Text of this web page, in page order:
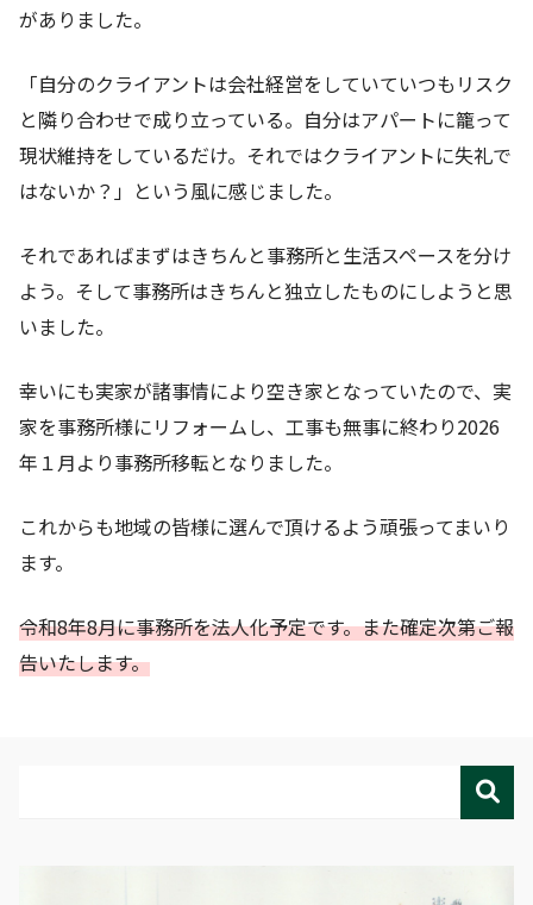
がありました。
「自分のクライアントは会社経営をしていていつもリスク
と隣り合わせで成り立っている。自分はアパートに籠って
現状維持をしているだけ。それではクライアントに失礼で
はないか？」という風に感じました。
それであればまずはきちんと事務所と生活スペースを分け
よう。そして事務所はきちんと独立したものにしようと思
いました。
幸いにも実家が諸事情により空き家となっていたので、実
家を事務所様にリフォームし、工事も無事に終わり2026
年１月より事務所移転となりました。
これからも地域の皆様に選んで頂けるよう頑張ってまいり
ます。
令和8年8月に事務所を法人化予定です。また確定次第ご報
告いたします。